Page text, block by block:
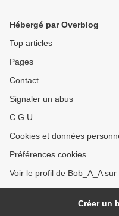
Hébergé par Overblog
Top articles
Pages
Contact
Signaler un abus
C.G.U.
Cookies et données
Préférences cookies
Voir le profil de Bob_A_A
Créer un